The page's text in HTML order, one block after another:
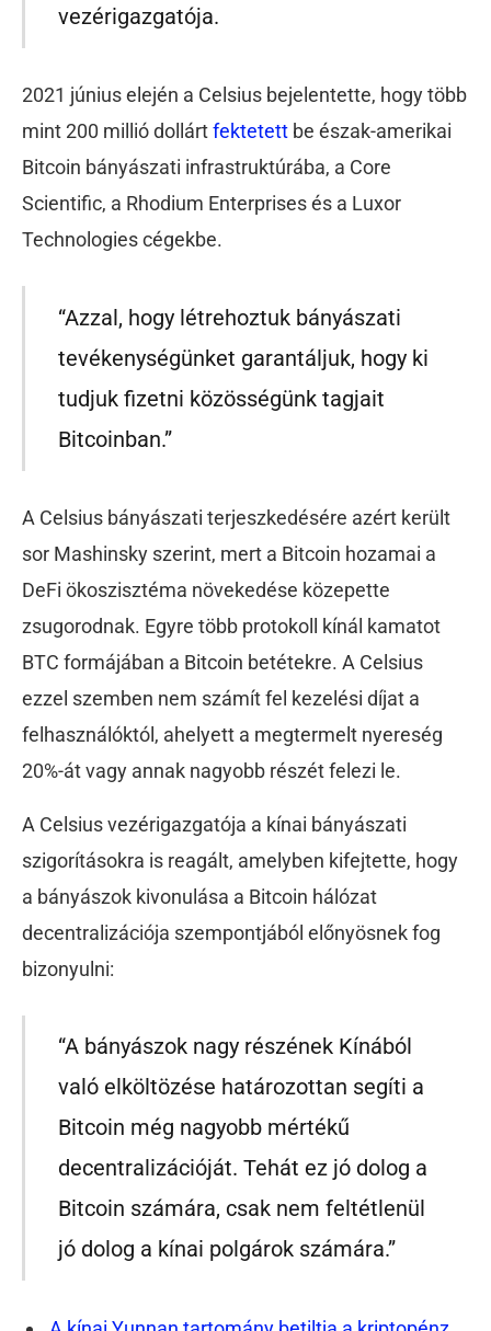
vezérigazgatója.
2021 június elején a Celsius bejelentette, hogy több
mint 200 millió dollártfektetett be észak-amerikai
Bitcoin bányászati infrastruktúrába, a Core
Scientific, a Rhodium Enterprises és a Luxor
Technologies cégekbe.
“Azzal, hogy létrehoztuk bányászati
tevékenységünket garantáljuk, hogy ki
tudjuk fizetni közösségünk tagjait
Bitcoinban.”
A Celsius bányászati terjeszkedésére azért került
sor Mashinsky szerint, mert a Bitcoin hozamai a
DeFi ökoszisztéma növekedése közepette
zsugorodnak. Egyre több protokoll kínál kamatot
BTC formájában a Bitcoin betétekre. A Celsius
ezzel szemben nem számít fel kezelési díjat a
felhasználóktól, ahelyett a megtermelt nyereség
20%-át vagy annak nagyobb részét felezi le.
A Celsius vezérigazgatója a kínai bányászati
szigorításokra is reagált, amelyben kifejtette, hogy
a bányászok kivonulása a Bitcoin hálózat
decentralizációja szempontjából előnyösnek fog
bizonyulni:
“A bányászok nagy részének Kínából
való elköltözése határozottan segíti a
Bitcoin még nagyobb mértékű
decentralizációját. Tehát ez jó dolog a
Bitcoin számára, csak nem feltétlenül
jó dolog a kínai polgárok számára.”